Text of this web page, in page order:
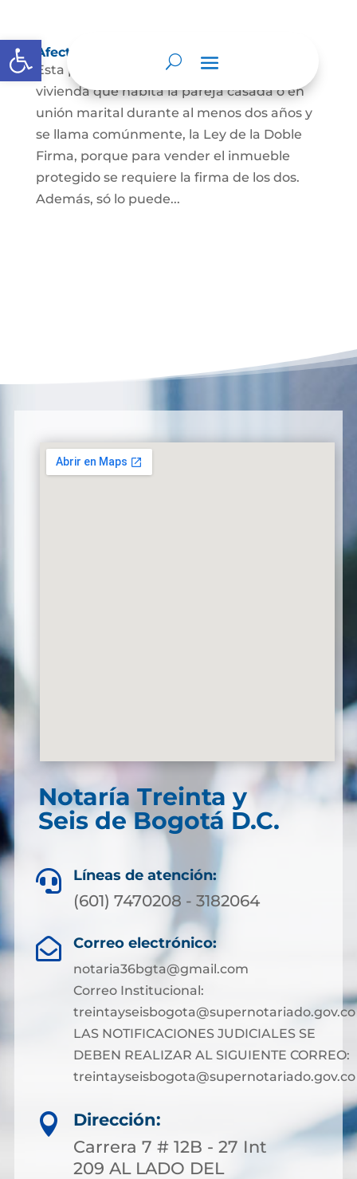
Abrir barra de herramientas
Afectación a Vivienda familiar
Esta protección la ordena la ley sobre la
vivienda que habita la pareja casada o en
unión marital durante al menos dos años y
se llama comúnmente, la Ley de la Doble
Firma, porque para vender el inmueble
protegido se requiere la firma de los dos.
Además, só lo puede...
Notaría Treinta y
Seis de Bogotá D.C.
 Líneas de atención:
(601) 7470208 - 3182064
 Correo electrónico:
notaria36bgta@gmail.com
Correo Institucional:
treintayseisbogota@supernotariado.gov.co
LAS NOTIFICACIONES JUDICIALES SE
DEBEN REALIZAR AL SIGUIENTE CORREO:
treintayseisbogota@supernotariado.gov.co

Dirección:
Carrera 7 # 12B - 27 Int
209 AL LADO DEL